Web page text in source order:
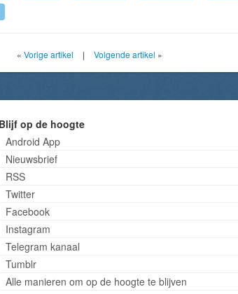
« Vorige artikel | Volgende artikel »
Blijf op de hoogte
Android App
Nieuwsbrief
RSS
Twitter
Facebook
Instagram
Telegram kanaal
Tumblr
Alle manieren om op de hoogte te blijven